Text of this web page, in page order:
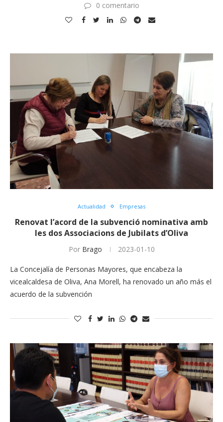
0 comentario
Actualidad Empresas
Renovat l’acord de la subvenció nominativa amb
les dos Associacions de Jubilats d’Oliva
Por Brago 2023-01-10
La Concejalía de Personas Mayores, que encabeza la
vicealcaldesa de Oliva, Ana Morell, ha renovado un año más el
acuerdo de la subvención